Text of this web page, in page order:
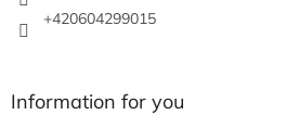
+420604299015
Information for you